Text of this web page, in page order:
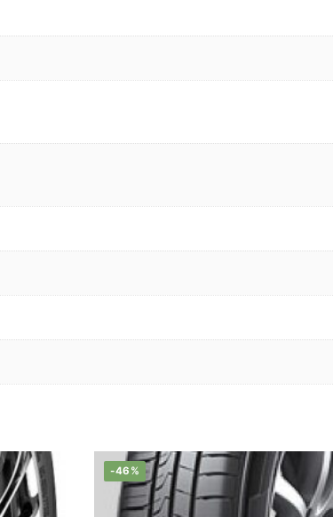
-46%